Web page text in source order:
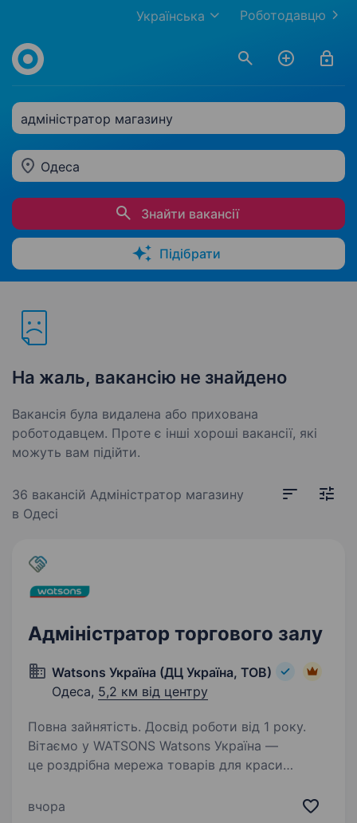
Роботодавцю
Українська
адміністратор магазину
Одеса
Знайти вакансії
Підібрати
На жаль, вакансію не знайдено
Вакансія була видалена або прихована
роботодавцем. Проте є інші хороші вакансії, які
можуть вам підійти.
36 вакансій Адміністратор магазину
в Одесі
Адміністратор торгового залу
Watsons Україна (ДЦ Україна, ТОВ)
Одеса, 5,2 км від центру
Повна зайнятість. Досвід роботи від 1 року.
Вітаємо у WATSONS Watsons Україна —
це роздрібна мережа товарів для краси
сім'ї A.S. Watson Group: найбільшої у світі
вчора